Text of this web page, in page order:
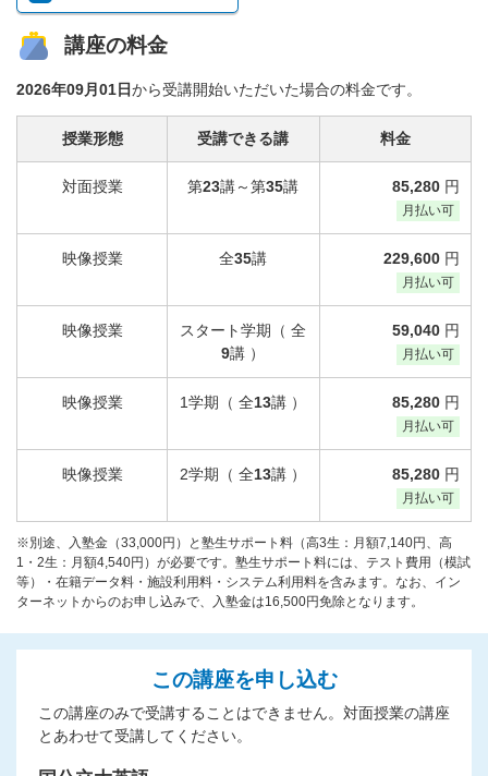
講座の料金
2026年09月01日から受講開始いただいた場合の料金です。
授業形態
対面授業
映像授業
映像授業
映像授業
映像授業
受講できる講
第23講～第35講
全35講
スタート学期（ 全
9講 ）
1学期（ 全13講 ）
2学期（ 全13講 ）
料金
85,280 円
月払い可
229,600 円
月払い可
59,040 円
月払い可
85,280 円
月払い可
85,280 円
月払い可
※別途、入塾金（33,000円）と塾生サポート料（高3生：月額7,140円、高
1・2生：月額4,540円）が必要です。塾生サポート料には、テスト費用（模試
等）・在籍データ料・施設利用料・システム利用料を含みます。なお、イン
ターネットからのお申し込みで、入塾金は16,500円免除となります。
この講座を申し込む
この講座のみで受講することはできません。対面授業の講座
とあわせて受講してください。